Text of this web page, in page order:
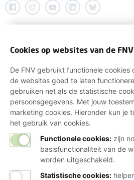
Cookies op websites van de FNV
De FNV gebruikt functionele cookies
de websites goed te laten
gebruiken net als de statistische
persoonsgegevens. Met jouw
marketing cookies. Hieronder kun je
het gebruik van cookies.
Functionele cookies: zijn
basisfunctionaliteit van de
worden uitgeschakeld.
Statistische cookies: